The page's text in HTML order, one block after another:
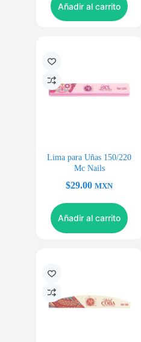
Añadir al carrito
Lima para Uñas 150/220
Mc Nails
$29.00 MXN
Añadir al carrito